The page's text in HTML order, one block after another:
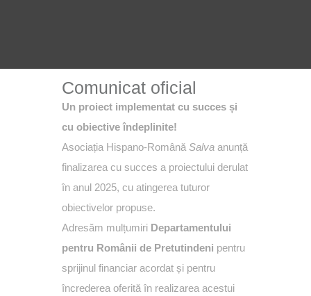
Comunicat oficial
Un proiect implementat cu succes și
cu obiective îndeplinite!
Asociația Hispano-Română Salva anunță
finalizarea cu succes a proiectului derulat
în anul 2025, cu atingerea tuturor
obiectivelor propuse.
Adresăm mulțumiri Departamentului
pentru Românii de Pretutindeni pentru
sprijinul financiar acordat și pentru
încrederea oferită în realizarea acestui